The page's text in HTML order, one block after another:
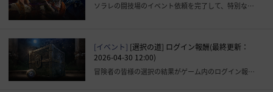
ソラレの闘技場のイベント依頼を完了して、特別な報酬を獲得しましょう。
[イベント] [選択の道] ログイン報酬(最終更新：
2026-04-30 12:00)
冒険者の皆様の選択の結果がゲーム内のログイン報酬の15～28日目に反映されました。